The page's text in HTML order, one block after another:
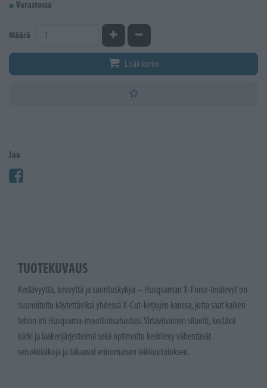
Varastossa
Määrä Kasvata määrääVähennä määrää
Lisää koriin
Jaa
TUOTEKUVAUS
Kestävyyttä, keveyttä ja suorituskykyä – Husqvarnan X-Force-terälevyt on
suunniteltu käytettäviksi yhdessä X-Cut-ketjujen kanssa, jotta saat kaiken
tehon irti Husqvarna-moottorisahastasi. Virtaviivainen siluetti, kestävä
kärki ja laakerijärjestelmä sekä optimoitu keskilevy vähentävät
seisokkiaikoja ja takaavat erinomaisen leikkuutuloksen.